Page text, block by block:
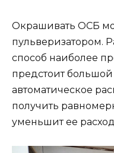
Окрашивать ОСБ
пульверизатором.
способ наиболее
предстоит
автоматическое
получить
уменьшит ее